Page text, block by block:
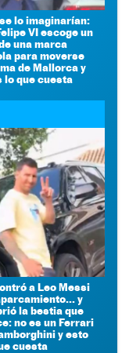
lo imaginarían:
VI escoge un
una marca
para moverse
de Mallorca y
lo que cuesta
a Leo Messi
y
la bestia que
no es un Ferrari
y esto
cuesta